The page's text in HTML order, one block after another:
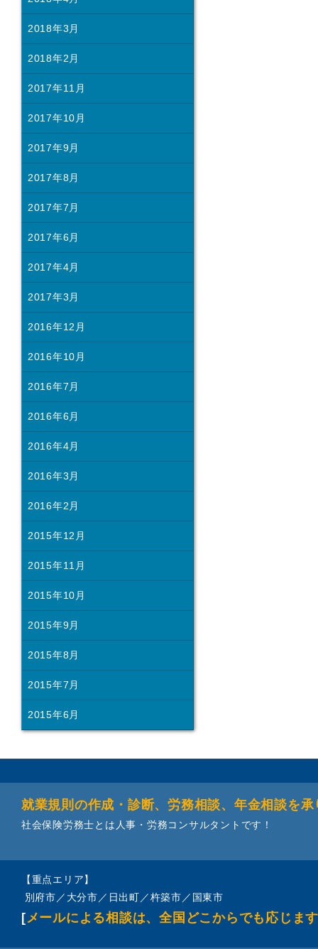
2018年3月
2018年2月
2017年11月
2017年10月
2017年9月
2017年8月
2017年7月
2017年6月
2017年4月
2017年3月
2016年12月
2016年10月
2016年7月
2016年6月
2016年4月
2016年3月
2016年2月
2015年12月
2015年11月
2015年10月
2015年9月
2015年8月
2015年7月
2015年6月
就業規則の作成・診断、労務相談、年金相談を承
社会保険労務士とは人事・労務コンサルタントです！
【重点エリア】
別府市／大分市／日出町／杵築市／国東市
[メールによる相談は、全国どこからでも応じま